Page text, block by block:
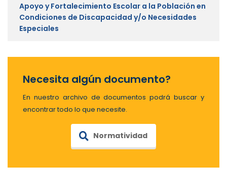
Apoyo y Fortalecimiento Escolar a la Población en
Condiciones de Discapacidad y/o Necesidades
Especiales
Necesita algún documento?
En nuestro archivo de documentos podrá buscar y
encontrar todo lo que necesite.
Normatividad